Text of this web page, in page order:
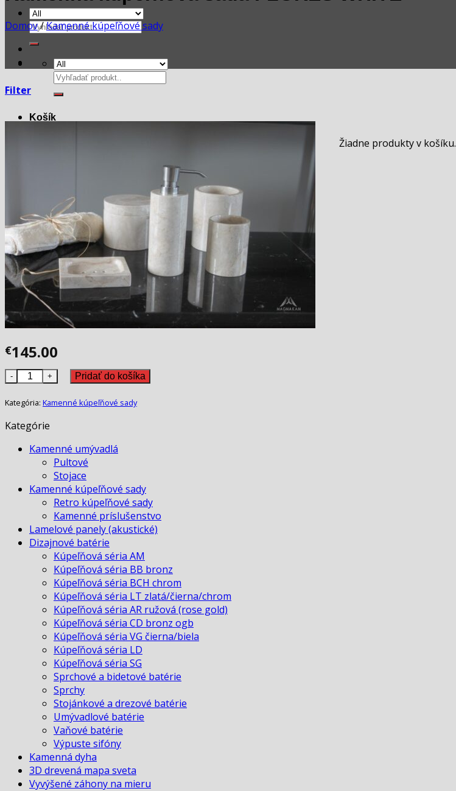
Hľadať:
Hľadať:
Košík
Žiadne produkty v košíku.
Domov/Kamenné kúpeľňové sady
Filter
€145.00
množstvo Kamenná kúpeľňová sada FLORES WHITE
Pridať do košíka
Kategória: Kamenné kúpeľňové sady
Kategórie
Kamenné umývadlá
Pultové
Stojace
Kamenné kúpeľňové sady
Retro kúpeľňové sady
Kamenné príslušenstvo
Lamelové panely (akustické)
Dizajnové batérie
Kúpeľňová séria AM
Kúpeľňová séria BB bronz
Kúpeľňová séria BCH chrom
Kúpeľňová séria LT zlatá/čierna/chrom
Kúpeľňová séria AR ružová (rose gold)
Kúpeľňová séria CD bronz ogb
Kúpeľňová séria VG čierna/biela
Kúpeľňová séria LD
Kúpeľňová séria SG
Sprchové a bidetové batérie
Sprchy
Stojánkové a drezové batérie
Umývadlové batérie
Vaňové batérie
Výpuste sifóny
Kamenná dyha
3D drevená mapa sveta
Vyvýšené záhony na mieru